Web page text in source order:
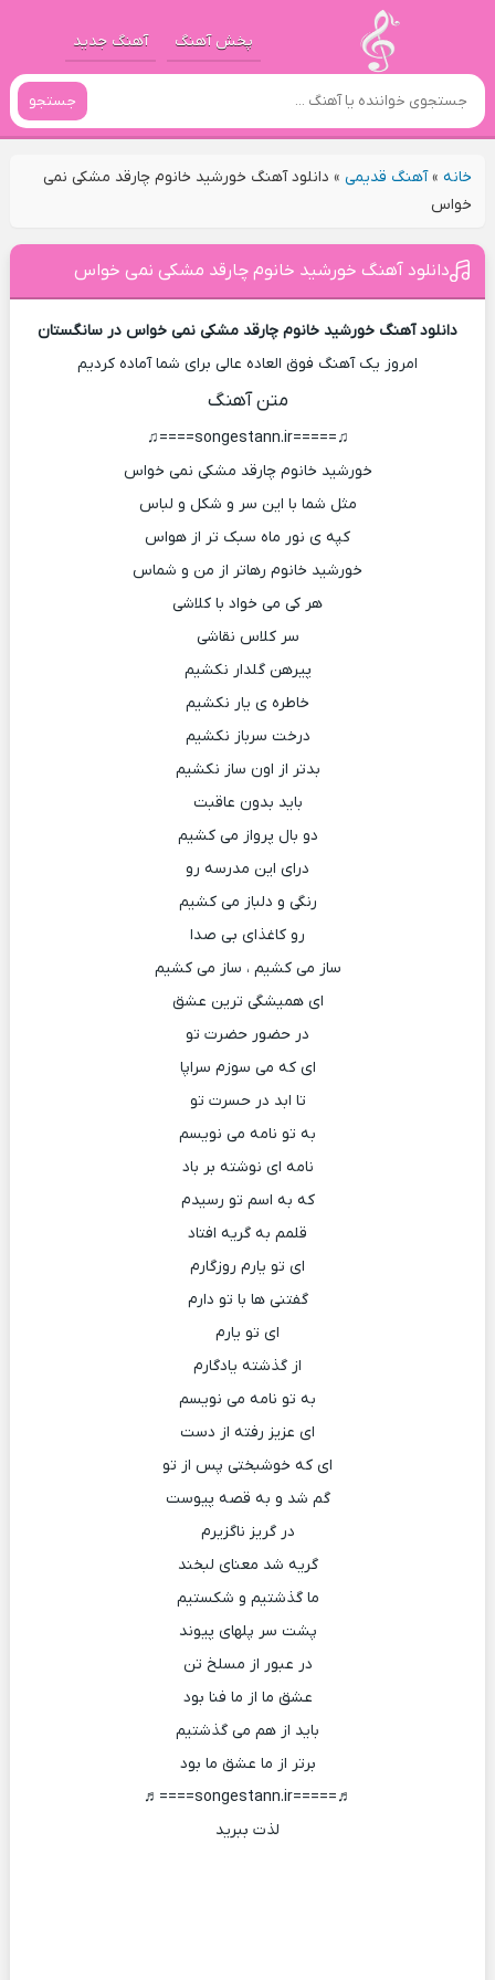
پخش آهنگ آهنگ جدید
جستجو
خانه»آهنگ قدیمی» دانلود آهنگ خورشید خانوم چارقد مشکی نمی
خواس
دانلود آهنگ خورشید خانوم چارقد مشکی نمی خواس
دانلود آهنگ خورشید خانوم چارقد مشکی نمی خواس در سانگستان
امروز یک آهنگ فوق العاده عالی برای شما آماده کردیم
متن آهنگ
♫=====songestann.ir====♫
خورشید خانوم چارقد مشکی نمی خواس
مثل شما با این سر و شکل و لباس
کپه ی نور ماه سبک تر از هواس
خورشید خانوم رهاتر از من و شماس
هر کی می خواد با کلاشی
سر کلاس نقاشی
پیرهن گلدار نکشیم
خاطره ی یار نکشیم
درخت سرباز نکشیم
بدتر از اون ساز نکشیم
باید بدون عاقبت
دو بال پرواز می کشیم
درای این مدرسه رو
رنگی و دلباز می کشیم
رو کاغذای بی صدا
ساز می کشیم ، ساز می کشیم
ای همیشگی ترین عشق
در حضور حضرت تو
ای که می سوزم سراپا
تا ابد در حسرت تو
به تو نامه می نویسم
نامه ای نوشته بر باد
که به اسم تو رسیدم
قلمم به گریه افتاد
ای تو یارم روزگارم
گفتنی ها با تو دارم
ای تو یارم
از گذشته یادگارم
به تو نامه می نویسم
ای عزیز رفته از دست
ای که خوشبختی پس از تو
گم شد و به قصه پیوست
در گریز ناگزیرم
گریه شد معنای لبخند
ما گذشتیم و شکستیم
پشت سر پلهای پیوند
در عبور از مسلخ تن
عشق ما از ما فنا بود
باید از هم می گذشتیم
برتر از ما عشق ما بود
♬=====songestann.ir====♬
لذت ببرید